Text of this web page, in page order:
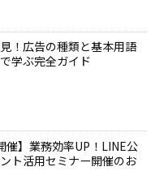
！広告の種類と基本用語
学ぶ完全ガイド
催】業務効率UP！LINE公
ト活用セミナー開催のお